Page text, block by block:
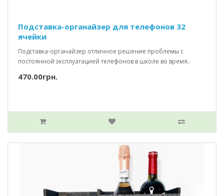
Подставка-органайзер для телефонов 32
ячейки
Подставка-органайзер отличное решение проблемы с
постоянной эксплуатацией телефонов в школе во время..
470.00грн.